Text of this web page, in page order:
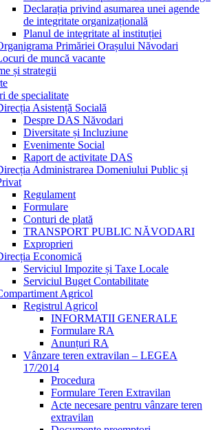
Declarația privind asumarea unei agende
de integritate organizațională
Planul de integritate al instituției
Primăriei Orașului Năvodari
de muncă vacante
și strategii
de specialitate
Asistență Socială
Despre DAS Năvodari
Diversitate și Incluziune
Evenimente Social
Raport de activitate DAS
Administrarea Domeniului Public și
Regulament
Formulare
Conturi de plată
TRANSPORT PUBLIC NĂVODARI
Exproprieri
Economică
Serviciul Impozite și Taxe Locale
Serviciul Buget Contabilitate
Agricol
Registrul Agricol
INFORMATII GENERALE
Formulare RA
Anunțuri RA
Vânzare teren extravilan – LEGEA
17/2014
Procedura
Formulare Teren Extravilan
Acte necesare pentru vânzare teren
extravilan